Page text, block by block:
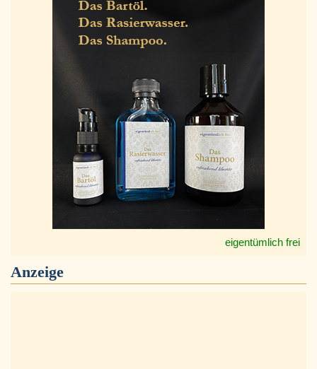
eigentümlich frei
Anzeige